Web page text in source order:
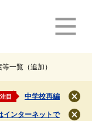
一覧（追加）
注目 中学校再編
閉
じ
インターネットで